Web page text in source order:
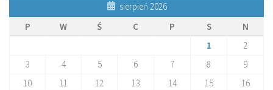
sierpień 2026
P
W Ś C P S
N
1
2
3
4 5 6 7 8
9
10
11 12 13 14 15
16